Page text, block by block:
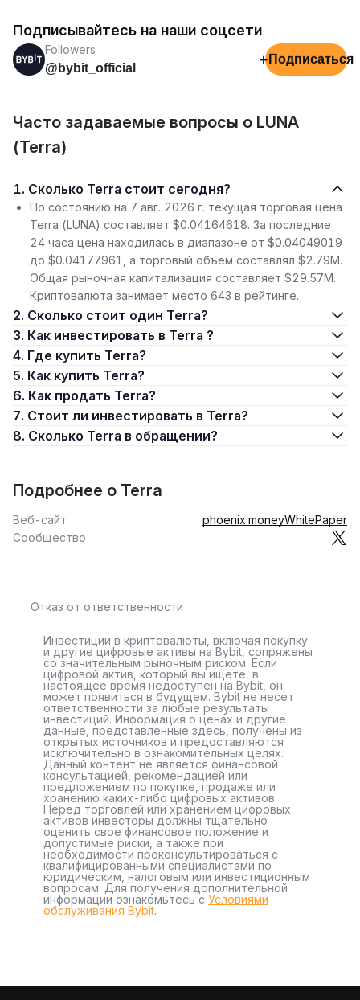
Подписывайтесь на наши соцсети
Followers
@bybit_official
+ Подписаться
Часто задаваемые вопросы о LUNA
(Terra)
1. Сколько Terra стоит сегодня?
По состоянию на 7 авг. 2026 г. текущая торговая цена
Terra (LUNA) составляет $0.04164618. За последние
24 часа цена находилась в диапазоне от $0.04049019
до $0.04177961, а торговый объем составлял $2.79M.
Общая рыночная капитализация составляет $29.57M.
Криптовалюта занимает место 643 в рейтинге.
2. Сколько стоит один Terra?
3. Как инвестировать в Terra ?
4. Где купить Terra?
5. Как купить Terra?
6. Как продать Terra?
7. Стоит ли инвестировать в Terra?
8. Сколько Terra в обращении?
Подробнее о Terra
Веб-сайт phoenix.moneyWhitePaper
Сообщество
Отказ от ответственности
Инвестиции в криптовалюты, включая покупку
и другие цифровые активы на Bybit, сопряжены
со значительным рыночным риском. Если
цифровой актив, который вы ищете, в
настоящее время недоступен на Bybit, он
может появиться в будущем. Bybit не несет
ответственности за любые результаты
инвестиций. Информация о ценах и другие
данные, представленные здесь, получены из
открытых источников и предоставляются
исключительно в ознакомительных целях.
Данный контент не является финансовой
консультацией, рекомендацией или
предложением по покупке, продаже или
хранению каких-либо цифровых активов.
Перед торговлей или хранением цифровых
активов инвесторы должны тщательно
оценить свое финансовое положение и
допустимые риски, а также при
необходимости проконсультироваться с
квалифицированными специалистами по
юридическим, налоговым или инвестиционным
вопросам. Для получения дополнительной
информации ознакомьтесь с Условиями
обслуживания Bybit.